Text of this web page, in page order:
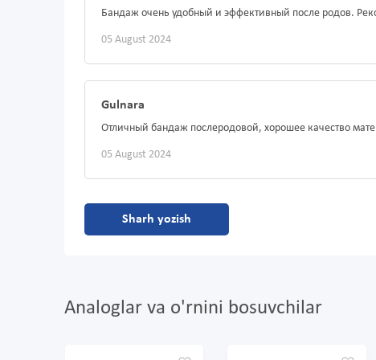
Бандаж очень удобный и эффективный после родов.
05 August 2024
Gulnara
Отличный бандаж послеродовой, хорошее качество
05 August 2024
Sharh yozish
Analoglar va o'rnini bosuvchilar